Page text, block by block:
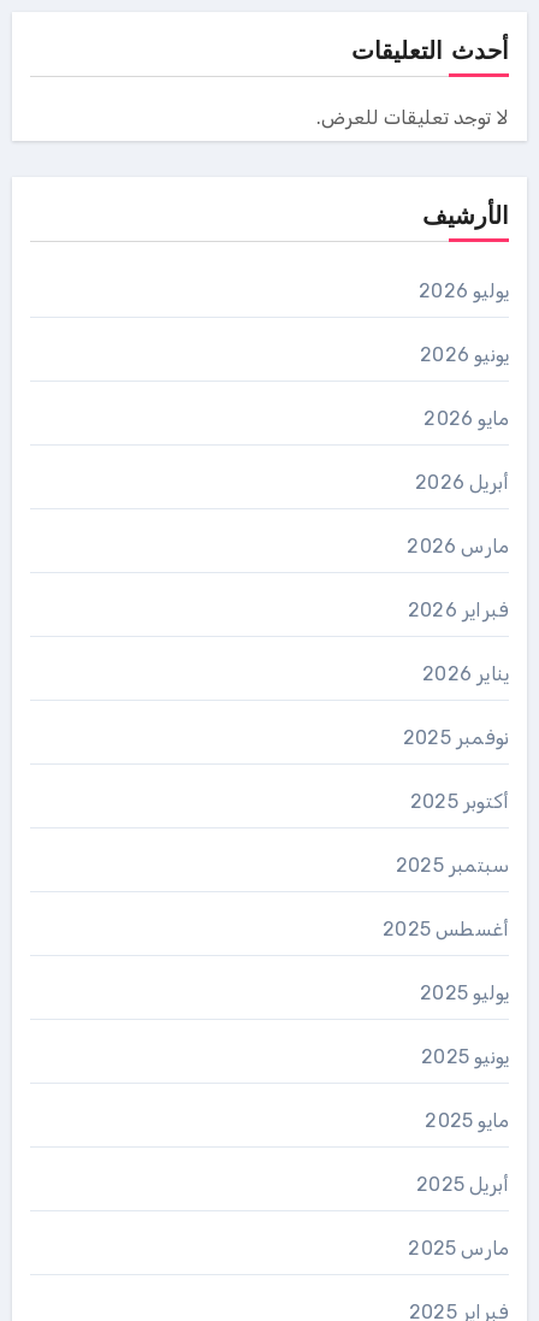
أحدث التعليقات
لا توجد تعليقات للعرض.
الأرشيف
يوليو 2026
يونيو 2026
مايو 2026
أبريل 2026
مارس 2026
فبراير 2026
يناير 2026
نوفمبر 2025
أكتوبر 2025
سبتمبر 2025
أغسطس 2025
يوليو 2025
يونيو 2025
مايو 2025
أبريل 2025
مارس 2025
فبراير 2025